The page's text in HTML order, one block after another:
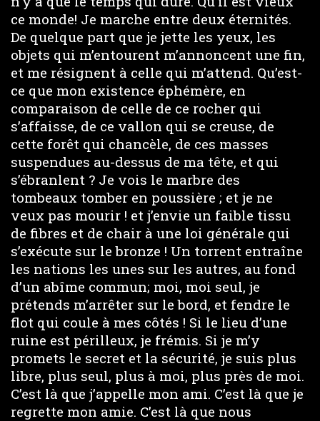
ce monde! Je marche entre deux éternités.
De quelque part que je jette les yeux, les
objets qui m’entourent m’annoncent une fin,
et me résignent à celle qui m’attend. Qu’est-
ce que mon existence éphémère, en
comparaison de celle de ce rocher qui
s’affaisse, de ce vallon qui se creuse, de
cette forêt qui chancèle, de ces masses
suspendues au-dessus de ma tête, et qui
s’ébranlent ? Je vois le marbre des
tombeaux tomber en poussière ; et je ne
veux pas mourir ! et j’envie un faible tissu
de fibres et de chair à une loi générale qui
s’exécute sur le bronze ! Un torrent entraîne
les nations les unes sur les autres, au fond
d’un abîme commun; moi, moi seul, je
prétends m’arrêter sur le bord, et fendre le
flot qui coule à mes côtés ! Si le lieu d’une
ruine est périlleux, je frémis. Si je m’y
promets le secret et la sécurité, je suis plus
libre, plus seul, plus à moi, plus près de moi.
C’est là que j’appelle mon ami. C’est là que je
regrette mon amie. C’est là que nous